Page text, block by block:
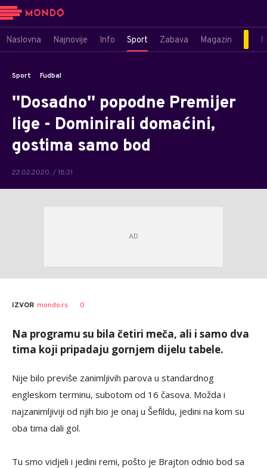
Naslovna Najnovije Info Sport Zabava Magazin
Sport Fudbal
''Dosadno'' popodne Premijer
lige - Dominirali domaćini,
gostima samo bod
22.02.2020. / 18:31
IZVOR mondo.rs 0
Na programu su bila četiri meča, ali i samo dva
tima koji pripadaju gornjem dijelu tabele.
Nije bilo previše zanimljivih parova u standardnog
engleskom terminu, subotom od 16 časova. Možda i
najzanimljiviji od njih bio je onaj u Šefildu, jedini na kom su
oba tima dali gol.
Tu smo vidjeli i jedini remi, pošto je Brajton odnio bod sa